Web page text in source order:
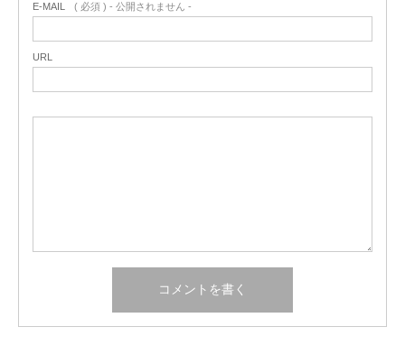
E-MAIL ( 必須 ) - 公開されません -
URL